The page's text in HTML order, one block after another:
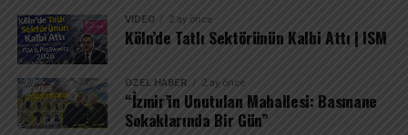
VIDEO 2 ay önce
Köln’de Tatlı Sektörünün Kalbi Attı | ISM
ÖZEL HABER 2 ay önce
“İzmir’in Unutulan Mahallesi: Basmane
Sokaklarında Bir Gün”